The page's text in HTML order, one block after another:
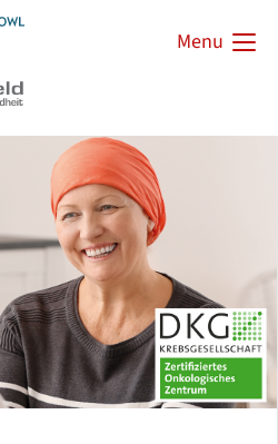
Menu